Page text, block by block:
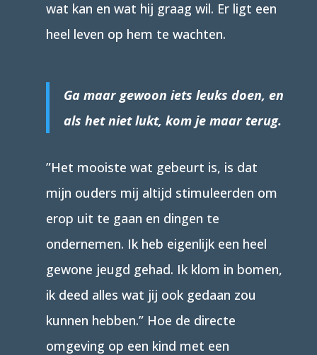
wat kan en wat hij graag wil. Er ligt een
heel leven op hem te wachten.
Ga maar gewoon iets leuks doen, en
als het niet lukt, kom je maar terug.
”Het mooiste wat gebeurt is, is dat
mijn ouders mij altijd stimuleerden om
erop uit te gaan en dingen te
ondernemen. Ik heb eigenlijk een heel
gewone jeugd gehad. Ik klom in bomen,
ik deed alles wat jij ook gedaan zou
kunnen hebben.” Hoe de directe
omgeving op een kind met een